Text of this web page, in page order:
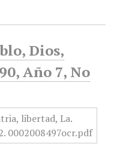
Dios,
Año 7, No